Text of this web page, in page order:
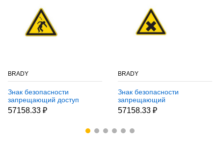
BRADY
Знак безопасности
запрещающий доступ
посторонним запрещен
Brady 100 мм, b-7541,
57158.33 ₽
BRADY
Знак безопасности
запрещающий
запрещается пользоваться
в качестве питьевой воды
Ламинация, pic 204,
57158.33 ₽